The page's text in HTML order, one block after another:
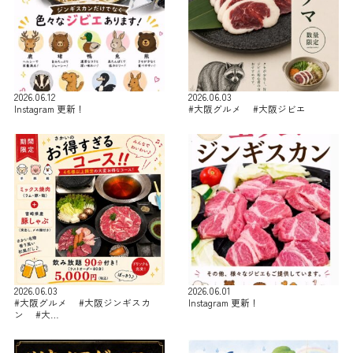
2026.06.12
Instagram 更新！
2026.06.03
#大阪グルメ #大阪ジビエ
2026.06.03
#大阪グルメ #大阪ジンギスカ
ン #大…
2026.06.01
Instagram 更新！